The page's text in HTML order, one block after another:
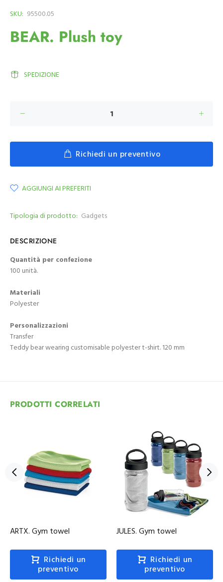
SKU: 95500.05
BEAR. Plush toy
SPEDIZIONE
Richiedi un preventivo
AGGIUNGI AI PREFERITI
Tipologia di prodotto: Gadgets
DESCRIZIONE
Quantità per confezione
100 unità.
Materiali
Polyester
Personalizzazioni
Transfer
Teddy bear wearing customisable polyester t-shirt. 120 mm
PRODOTTI CORRELATI
ARTX. Gym towel
Richiedi un
preventivo
JULES. Gym towel
Richiedi un
preventivo